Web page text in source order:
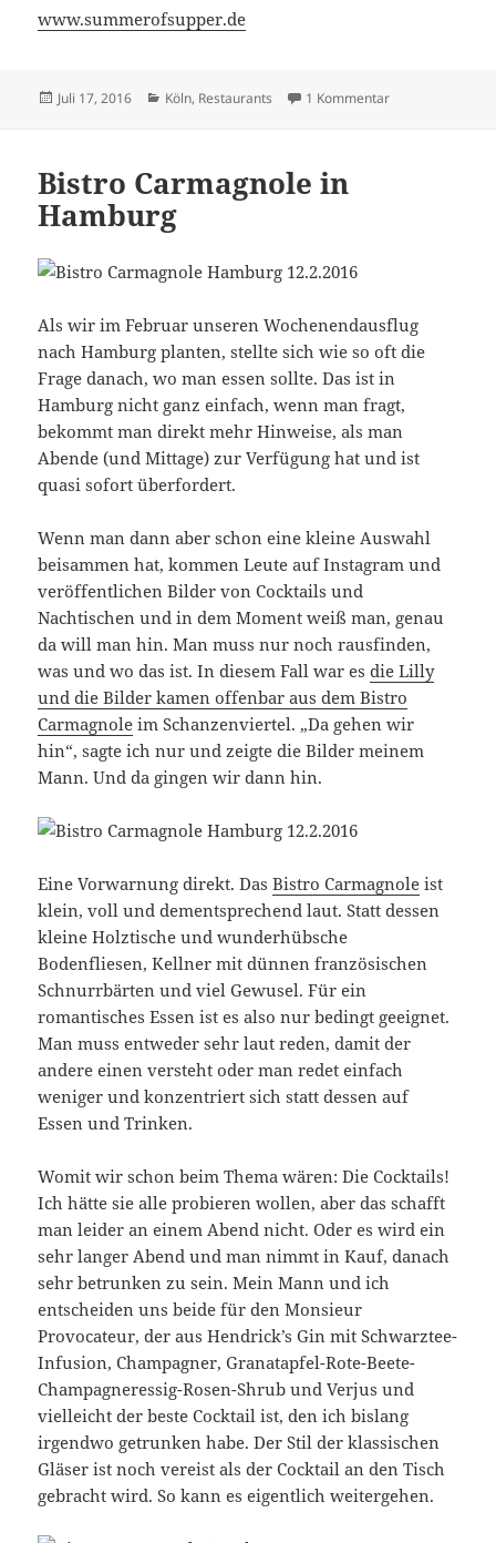
www.summerofsupper.de
Veröffentlicht
Juli 17, 2016 Kategorien
Köln, Restaurants 1 Kommentarzu Caro und
Bistro Carmagnole in
Hamburg
Als wir im Februar unseren Wochenendausflug
nach Hamburg planten, stellte sich wie so oft die
Frage danach, wo man essen sollte. Das ist in
Hamburg nicht ganz einfach, wenn man fragt,
bekommt man direkt mehr Hinweise, als man
Abende (und Mittage) zur Verfügung hat und ist
quasi sofort überfordert.
Wenn man dann aber schon eine kleine Auswahl
beisammen hat, kommen Leute auf Instagram und
veröffentlichen Bilder von Cocktails und
Nachtischen und in dem Moment weiß man, genau
da will man hin. Man muss nur noch rausfinden,
was und wo das ist. In diesem Fall war esdie Lilly
und die Bilder kamen offenbar aus dem Bistro
Carmagnole im Schanzenviertel. „Da gehen wir
hin“, sagte ich nur und zeigte die Bilder meinem
Mann. Und da gingen wir dann hin.
Eine Vorwarnung direkt. DasBistro Carmagnole ist
klein, voll und dementsprechend laut. Statt dessen
kleine Holztische und wunderhübsche
Bodenfliesen, Kellner mit dünnen französischen
Schnurrbärten und viel Gewusel. Für ein
romantisches Essen ist es also nur bedingt geeignet.
Man muss entweder sehr laut reden, damit der
andere einen versteht oder man redet einfach
weniger und konzentriert sich statt dessen auf
Essen und Trinken.
Womit wir schon beim Thema wären: Die Cocktails!
Ich hätte sie alle probieren wollen, aber das schafft
man leider an einem Abend nicht. Oder es wird ein
sehr langer Abend und man nimmt in Kauf, danach
sehr betrunken zu sein. Mein Mann und ich
entscheiden uns beide für den Monsieur
Provocateur, der aus Hendrick’s Gin mit Schwarztee-
Infusion, Champagner, Granatapfel-Rote-Beete-
Champagneressig-Rosen-Shrub und Verjus und
vielleicht der beste Cocktail ist, den ich bislang
irgendwo getrunken habe. Der Stil der klassischen
Gläser ist noch vereist als der Cocktail an den Tisch
gebracht wird. So kann es eigentlich weitergehen.